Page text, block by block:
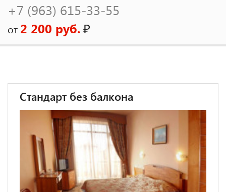
+7 (963) 615-33-55
от 2 200 руб.₽
Стандарт без балкона